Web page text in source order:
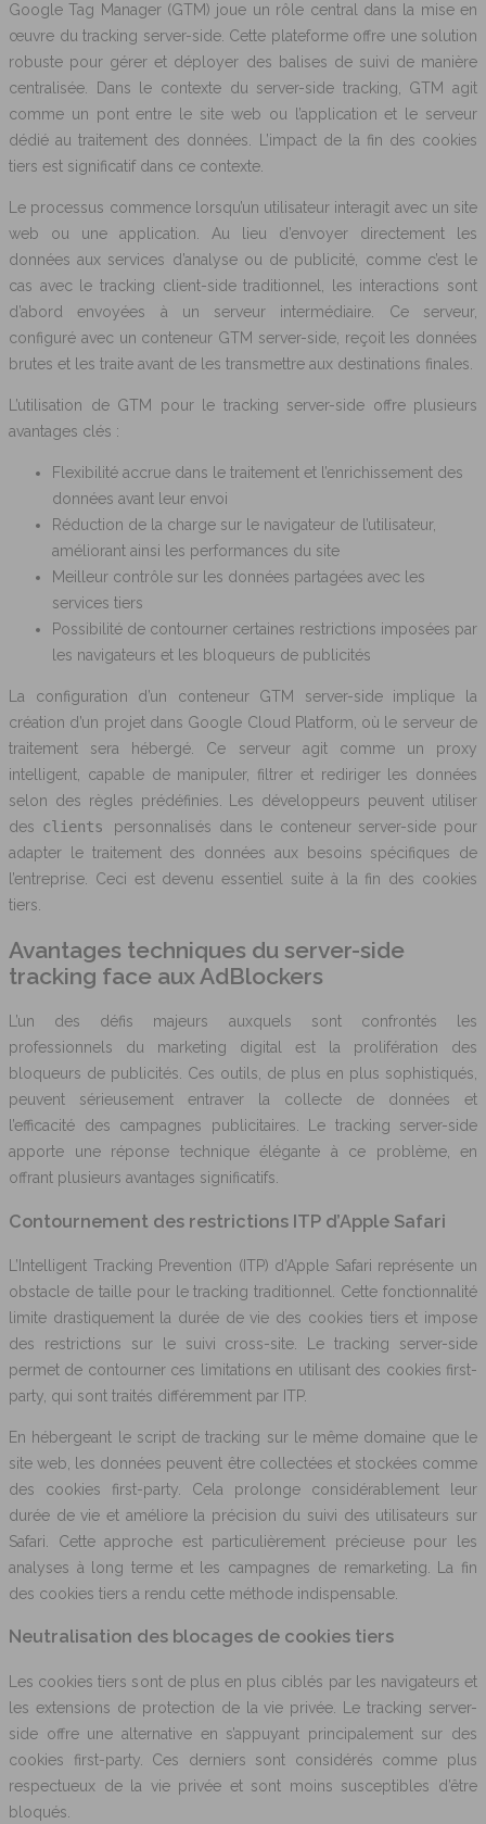
Google Tag Manager (GTM) joue un rôle central dans la mise en
œuvre du tracking server-side. Cette plateforme offre une solution
robuste pour gérer et déployer des balises de suivi de manière
centralisée. Dans le contexte du server-side tracking, GTM agit
comme un pont entre le site web ou l’application et le serveur
dédié au traitement des données. L’impact de la fin des cookies
tiers est significatif dans ce contexte.
Le processus commence lorsqu’un utilisateur interagit avec un site
web ou une application. Au lieu d’envoyer directement les
données aux services d’analyse ou de publicité, comme c’est le
cas avec le tracking client-side traditionnel, les interactions sont
d’abord envoyées à un serveur intermédiaire. Ce serveur,
configuré avec un conteneur GTM server-side, reçoit les données
brutes et les traite avant de les transmettre aux destinations finales.
L’utilisation de GTM pour le tracking server-side offre plusieurs
avantages clés :
Flexibilité accrue dans le traitement et l’enrichissement des
données avant leur envoi
Réduction de la charge sur le navigateur de l’utilisateur,
améliorant ainsi les performances du site
Meilleur contrôle sur les données partagées avec les
services tiers
Possibilité de contourner certaines restrictions imposées par
les navigateurs et les bloqueurs de publicités
La configuration d’un conteneur GTM server-side implique la
création d’un projet dans Google Cloud Platform, où le serveur de
traitement sera hébergé. Ce serveur agit comme un proxy
intelligent, capable de manipuler, filtrer et rediriger les données
selon des règles prédéfinies. Les développeurs peuvent utiliser
des clients personnalisés dans le conteneur server-side pour
adapter le traitement des données aux besoins spécifiques de
l’entreprise. Ceci est devenu essentiel suite à la fin des cookies
tiers.
Avantages techniques du server-side
tracking face aux AdBlockers
L’un des défis majeurs auxquels sont confrontés les
professionnels du marketing digital est la prolifération des
bloqueurs de publicités. Ces outils, de plus en plus sophistiqués,
peuvent sérieusement entraver la collecte de données et
l’efficacité des campagnes publicitaires. Le tracking server-side
apporte une réponse technique élégante à ce problème, en
offrant plusieurs avantages significatifs.
Contournement des restrictions ITP d’Apple Safari
L’Intelligent Tracking Prevention (ITP) d’Apple Safari représente un
obstacle de taille pour le tracking traditionnel. Cette fonctionnalité
limite drastiquement la durée de vie des cookies tiers et impose
des restrictions sur le suivi cross-site. Le tracking server-side
permet de contourner ces limitations en utilisant des cookies first-
party, qui sont traités différemment par ITP.
En hébergeant le script de tracking sur le même domaine que le
site web, les données peuvent être collectées et stockées comme
des cookies first-party. Cela prolonge considérablement leur
durée de vie et améliore la précision du suivi des utilisateurs sur
Safari. Cette approche est particulièrement précieuse pour les
analyses à long terme et les campagnes de remarketing. La fin
des cookies tiers a rendu cette méthode indispensable.
Neutralisation des blocages de cookies tiers
Les cookies tiers sont de plus en plus ciblés par les navigateurs et
les extensions de protection de la vie privée. Le tracking server-
side offre une alternative en s’appuyant principalement sur des
cookies first-party. Ces derniers sont considérés comme plus
respectueux de la vie privée et sont moins susceptibles d’être
bloqués.